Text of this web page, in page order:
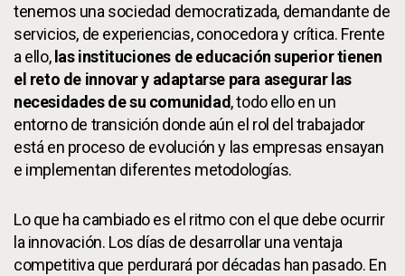
tenemos una sociedad democratizada, demandante de
servicios, de experiencias, conocedora y crítica. Frente
a ello, las instituciones de educación superior tienen
el reto de innovar y adaptarse para asegurar las
necesidades de su comunidad, todo ello en un
entorno de transición donde aún el rol del trabajador
está en proceso de evolución y las empresas ensayan
e implementan diferentes metodologías.
Lo que ha cambiado es el ritmo con el que debe ocurrir
la innovación. Los días de desarrollar una ventaja
competitiva que perdurará por décadas han pasado. En